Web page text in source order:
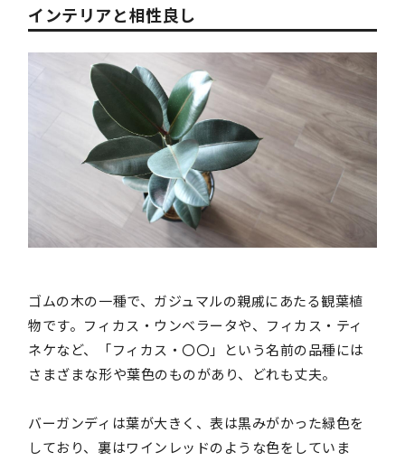
インテリアと相性良し
ゴムの木の一種で、ガジュマルの親戚にあたる観葉植
物です。フィカス・ウンベラータや、フィカス・ティ
ネケなど、「フィカス・〇〇」という名前の品種には
さまざまな形や葉色のものがあり、どれも丈夫。
バーガンディは葉が大きく、表は黒みがかった緑色を
しており、裏はワインレッドのような色をしていま